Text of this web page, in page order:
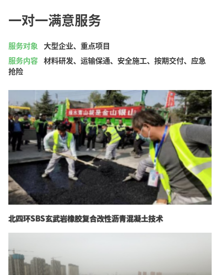
一对一满意服务
服务对象 大型企业、重点项目
服务内容
材料研发、运输保通、安全施工、按期交付、应急
抢险
北四环SBS玄武岩橡胶复合改性沥青混凝土技术